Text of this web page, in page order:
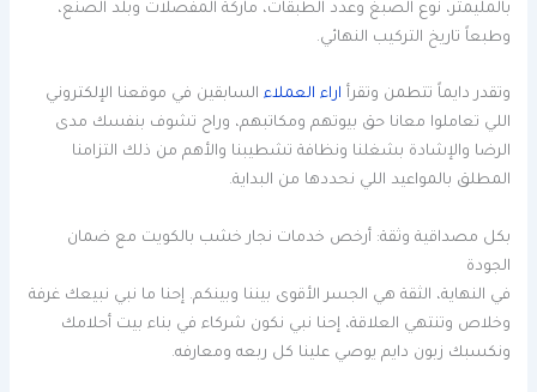
بالمليمتر، نوع الصبغ وعدد الطبقات، ماركة المفصلات وبلد الصنع،
وطبعاً تاريخ التركيب النهائي.
وتقدر دايماً تتطمن وتقرأ اراء العملاء السابقين في موقعنا الإلكتروني
اللي تعاملوا معانا حق بيوتهم ومكاتبهم، وراح تشوف بنفسك مدى
الرضا والإشادة بشغلنا ونظافة تشطيبنا والأهم من ذلك التزامنا
المطلق بالمواعيد اللي نحددها من البداية.
بكل مصداقية وثقة: أرخص خدمات نجار خشب بالكويت مع ضمان
الجودة
في النهاية، الثقة هي الجسر الأقوى بيننا وبينكم. إحنا ما نبي نبيعك غرفة
وخلاص وتنتهي العلاقة، إحنا نبي نكون شركاء في بناء بيت أحلامك
ونكسبك زبون دايم يوصي علينا كل ربعه ومعارفه.